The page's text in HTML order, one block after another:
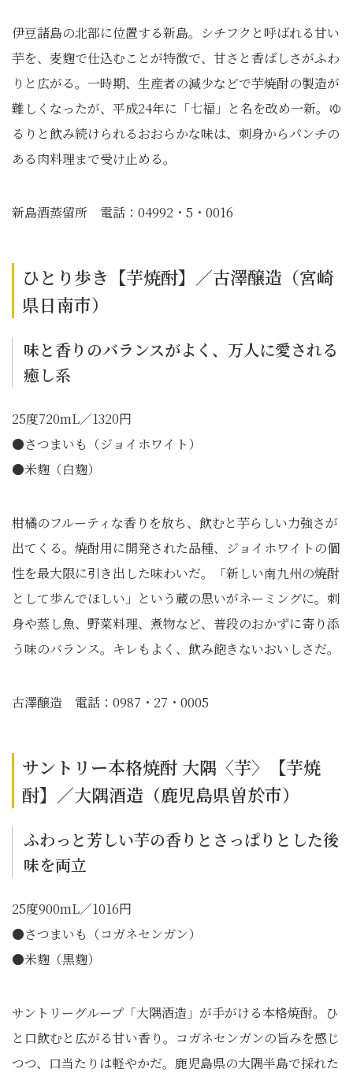
伊豆諸島の北部に位置する新島。シチフクと呼ばれる甘い
芋を、麦麴で仕込むことが特徴で、甘さと香ばしさがふわ
りと広がる。一時期、生産者の減少などで芋焼酎の製造が
難しくなったが、平成24年に「七福」と名を改め一新。ゆ
るりと飲み続けられるおおらかな味は、刺身からパンチの
ある肉料理まで受け止める。
新島酒蒸留所 電話：04992・5・0016
ひとり歩き【芋焼酎】／古澤醸造（宮崎
県日南市）
味と香りのバランスがよく、万人に愛される
癒し系
25度720mL／1320円
●さつまいも（ジョイホワイト）
●米麴（白麴）
柑橘のフルーティな香りを放ち、飲むと芋らしい力強さが
出てくる。焼酎用に開発された品種、ジョイホワイトの個
性を最大限に引き出した味わいだ。「新しい南九州の焼酎
として歩んでほしい」という蔵の思いがネーミングに。刺
身や蒸し魚、野菜料理、煮物など、普段のおかずに寄り添
う味のバランス。キレもよく、飲み飽きないおいしさだ。
古澤醸造 電話：0987・27・0005
サントリー本格焼酎 大隅〈芋〉【芋焼
酎】／大隅酒造（鹿児島県曽於市）
ふわっと芳しい芋の香りとさっぱりとした後
味を両立
25度900mL／1016円
●さつまいも（コガネセンガン）
●米麴（黒麴）
サントリーグループ「大隅酒造」が手がける本格焼酎。ひ
と口飲むと広がる甘い香り。コガネセンガンの旨みを感じ
つつ、口当たりは軽やかだ。鹿児島県の大隅半島で採れた